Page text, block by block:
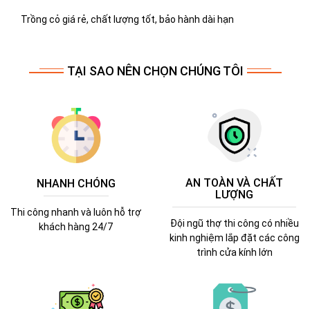
Dịch vụ chắm sóc cây xanh tốt tận tình
TẠI SAO NÊN CHỌN CHÚNG TÔI
NHANH CHÓNG
Thi công nhanh và luôn hỗ trợ
khách hàng 24/7
AN TOÀN VÀ CHẤT
LƯỢNG
Đội ngũ thợ thi công có nhiều
kinh nghiệm lắp đặt các công
trình cửa kính lớn